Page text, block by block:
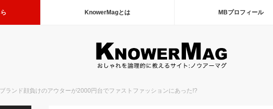
KnowerMagとは MBプロフィール
ランド顔負けのアウターが2000円台でファストファッションにあった!?